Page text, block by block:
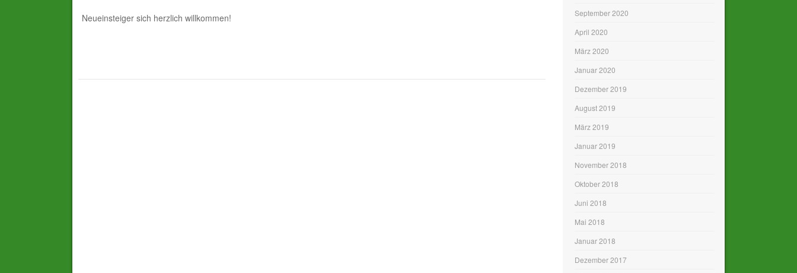
Neueinsteiger sich herzlich willkommen!
September 2020
April 2020
März 2020
Januar 2020
Dezember 2019
August 2019
März 2019
Januar 2019
November 2018
Oktober 2018
Juni 2018
Mai 2018
Januar 2018
Dezember 2017